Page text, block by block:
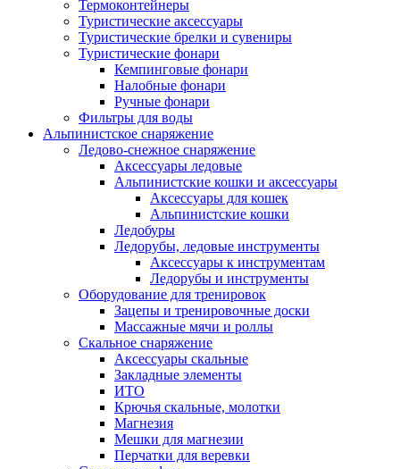
Термоконтейнеры
Туристические аксессуары
Туристические брелки и сувениры
Туристические фонари
Кемпинговые фонари
Налобные фонари
Ручные фонари
Фильтры для воды
Альпинистское снаряжение
Ледово-снежное снаряжение
Аксессуары ледовые
Альпинистские кошки и аксессуары
Аксессуары для кошек
Альпинистские кошки
Ледобуры
Ледорубы, ледовые инструменты
Аксессуары к инструментам
Ледорубы и инструменты
Оборудование для тренировок
Зацепы и тренировочные доски
Массажные мячи и роллы
Скальное снаряжение
Аксессуары скальные
Закладные элементы
ИТО
Крючья скальные, молотки
Магнезия
Мешки для магнезии
Перчатки для веревки